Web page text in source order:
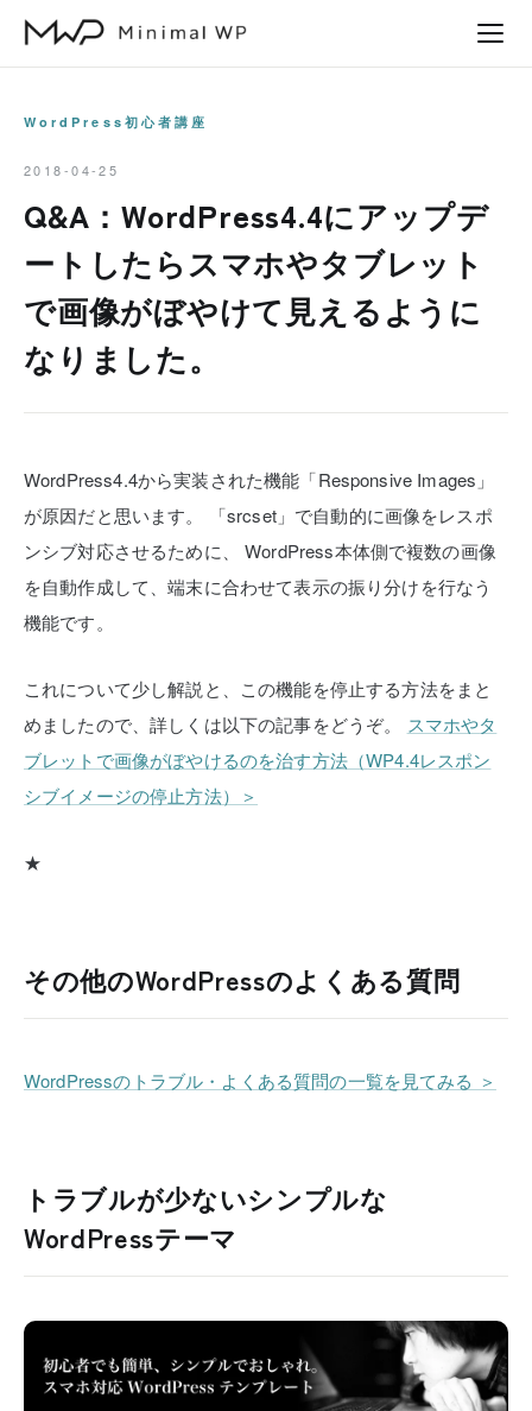
WordPress初心者講座
2018-04-25
Q&A：WordPress4.4にアップデ
ートしたらスマホやタブレット
で画像がぼやけて見えるように
なりました。
WordPress4.4から実装された機能「Responsive Images」
が原因だと思います。
「srcset」で自動的に画像をレスポ
ンシブ対応させるために、
WordPress本体側で複数の画像
を自動作成して、端末に合わせて表示の振り分けを行なう
機能です。
これについて少し解説と、この機能を停止する方法をまと
めましたので、詳しくは以下の記事をどうぞ。
スマホやタ
ブレットで画像がぼやけるのを治す方法（WP4.4レスポン
シブイメージの停止方法）＞
★
その他のWordPressのよくある質問
WordPressのトラブル・よくある質問の一覧を見てみる ＞
トラブルが少ないシンプルな
WordPressテーマ